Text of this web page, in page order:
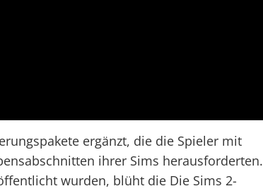
ergänzt, die die Spieler mit
ihrer Sims herausforderten.
wurden, blüht die Die Sims 2-